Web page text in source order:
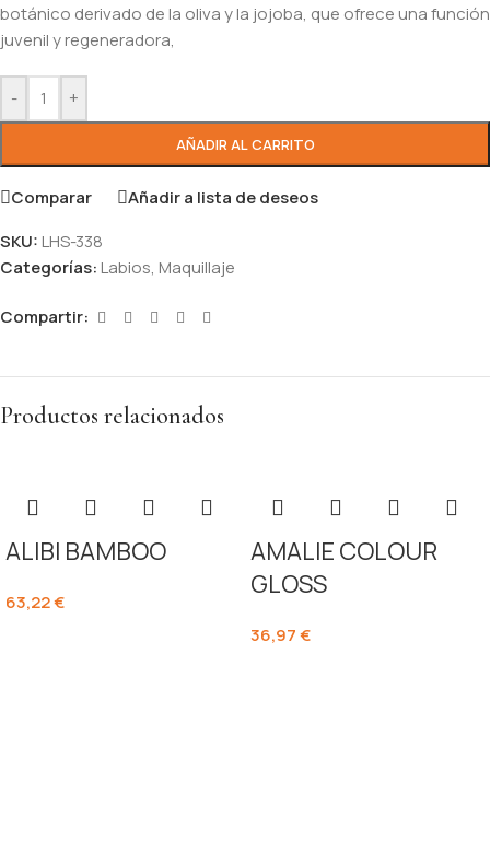
botánico derivado de la oliva y la jojoba, que ofrece una función
juvenil y regeneradora,
- +
AÑADIR AL CARRITO
Comparar
Añadir a lista de deseos
SKU:LHS-338
Categorías:Labios, Maquillaje
Compartir:
Productos relacionados
ALIBI BAMBOO
63,22€
AMALIE COLOUR
GLOSS
36,97€